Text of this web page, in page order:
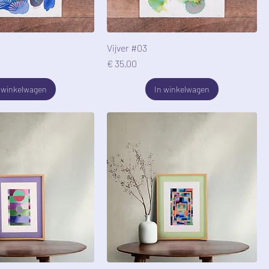
Vijver #03
Prijs
€ 35,00
In winkelwagen